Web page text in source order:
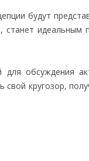
будут
станет идеальным
обсуждения
кругозор,